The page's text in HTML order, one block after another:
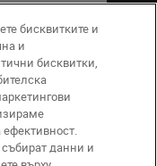
бисквитките и
и
бисквитки,
данни и